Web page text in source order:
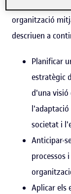
organització
descriuen a
Planificar
estratègic
d'una visió
l'adaptació
societat i
Anticipar-
processos
Aplicar els